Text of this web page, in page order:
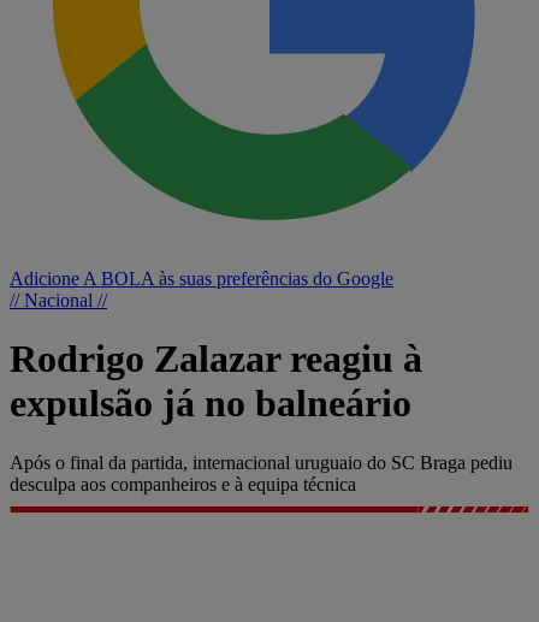
Adicione A BOLA às suas preferências do Google
// Nacional //
Rodrigo Zalazar reagiu à
expulsão já no balneário
Após o final da partida, internacional uruguaio do SC Braga pediu
desculpa aos companheiros e à equipa técnica